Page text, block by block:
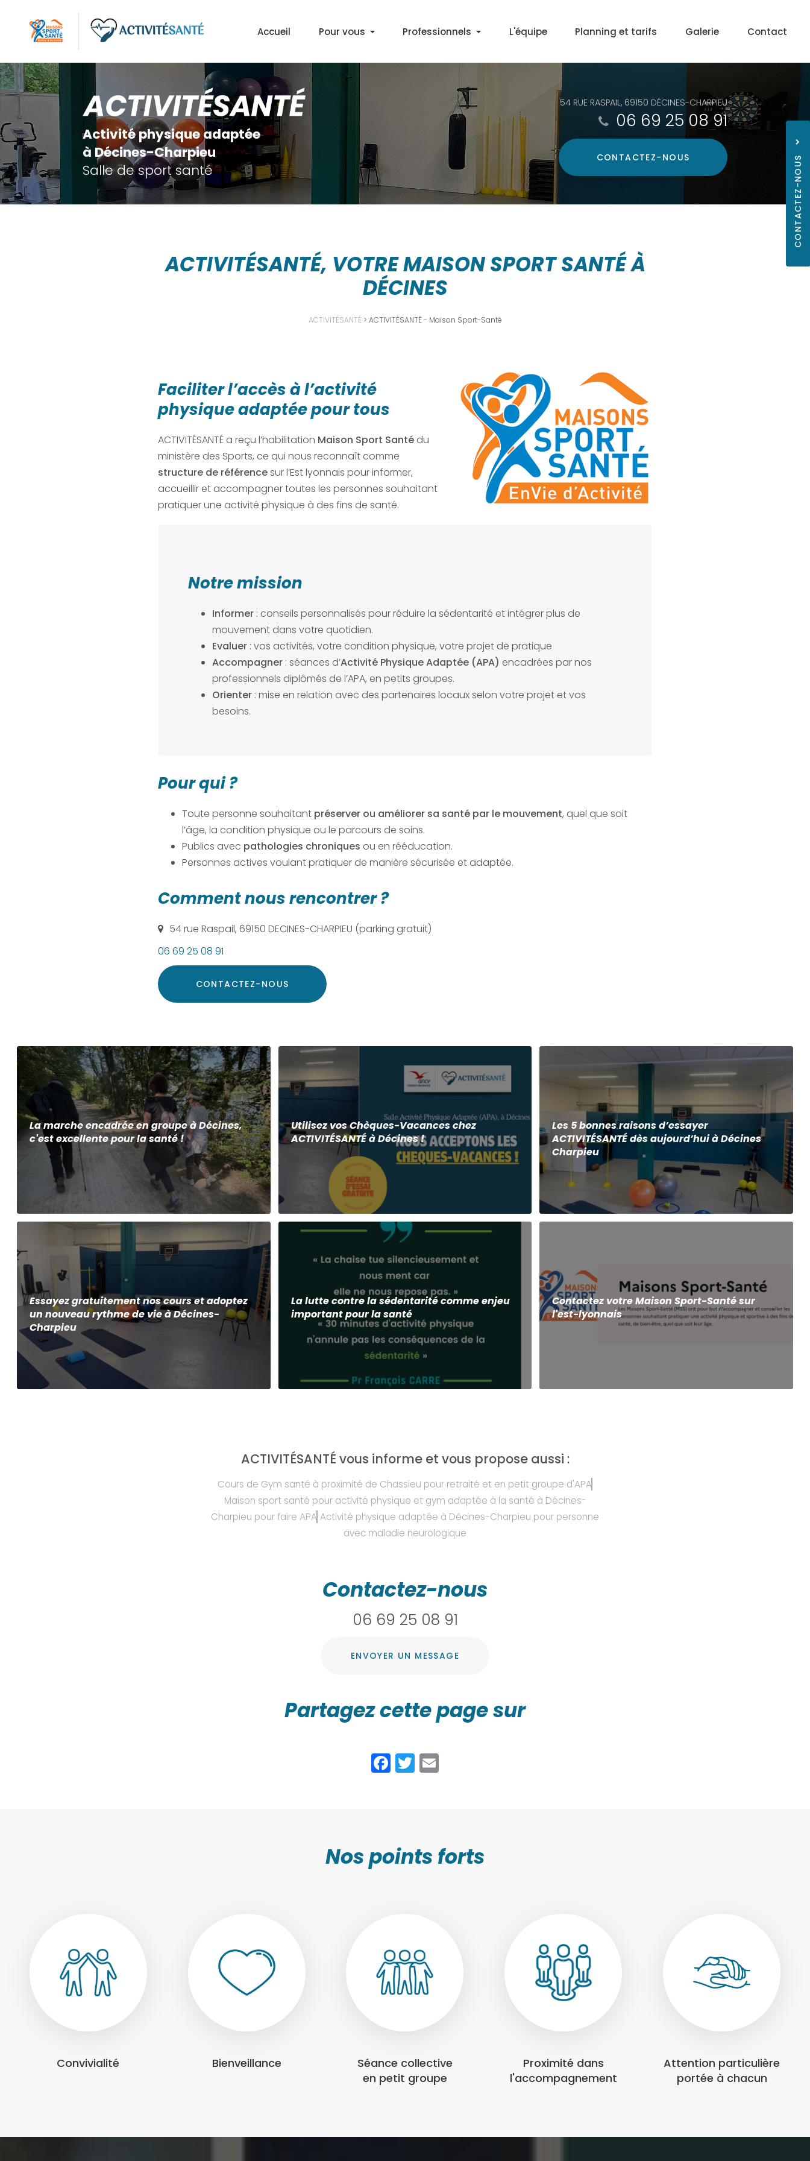
contenu
Accueil Pour vous
Découvrir l'APA
Cours APA en salle
Marche Santé+ à Décines
Gym & Marche Nordique à Lyon
Professionnels
Médecins
L'équipe Planning et tarifs Galerie Contact
Activité physique adaptée
à Décines-Charpieu
Salle de sport santé
54 RUE RASPAIL, 69150 DÉCINES-CHARPIEU
06 69 25 08 91
CONTACTEZ- NOUS
ACTIVITÉSANTÉ, VOTRE MAISON SPORT SANTÉ À
DÉCINES
ACTIVITÉSANTÉ > ACTIVITÉSANTÉ - Maison Sport-Santé
Faciliter l’accès à l’activité
physique adaptée pour tous
ACTIVITÉSANTÉ a reçu l’habilitation Maison Sport Santé du
ministère des Sports, ce qui nous reconnaît comme
structure de référencesur l’Est lyonnais pour informer,
accueillir et accompagner toutes les personnes souhaitant
pratiquer une activité physique à des fins de santé.
Notre mission
Informer : conseils personnalisés pour réduire la sédentarité et intégrer plus de
mouvement dans votre quotidien.
Evaluer : vos activités, votre condition physique, votre projet de pratique
Accompagner : séances d’Activité Physique Adaptée (APA) encadrées par nos
professionnels diplômés de l’APA, en petits groupes.
Orienter : mise en relation avec des partenaires locaux selon votre projet et vos
besoins.
Pour qui ?
Toute personne souhaitant préserver ou améliorer sa santé par le mouvement, quel que soit
l’âge, la condition physique ou le parcours de soins.
Publics avec pathologies chroniques ou en rééducation.
Personnes actives voulant pratiquer de manière sécurisée et adaptée.
Comment nous rencontrer ?
54 rue Raspail, 69150 DECINES-CHARPIEU (parking gratuit)
06 69 25 08 91
CONTACTEZ- NOUS
La marche encadrée en groupe à Décines,
c'est excellente pour la santé !
Utilisez vos Chèques-Vacances chez
ACTIVITÉSANTÉ à Décines !
Les 5 bonnes raisons d’essayer
ACTIVITÉSANTÉ dès aujourd’hui à Décines
Charpieu
Essayez gratuitement nos cours et adoptez
un nouveau rythme de vie à Décines-
Charpieu
La lutte contre la sédentarité comme enjeu
important pour la santé
Contactez votre Maison Sport-Santé sur
l'est-lyonnais
ACTIVITÉSANTÉ vous informe et vous propose aussi :
Cours de Gym santé à proximité de Chassieu pour retraité et en petit groupe d'APA
Maison sport santé pour activité physique et gym adaptée à la santé à Décines-
Charpieu pour faire APA Activité physique adaptée à Décines-Charpieu pour personne
avec maladie neurologique
Contactez-nous
06 69 25 08 91
ENVOYER UN MESSAGE
Partagez cette page sur
Facebook
Twitter
Nos points forts
Convivialité Bienveillance
Séance collective
en petit groupe
Proximité dans
l'accompagnement
Attention particulière
portée à chacun
CONTACTEZ-NOUS
06